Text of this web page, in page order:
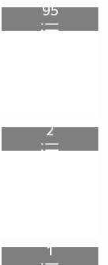
95
2
1